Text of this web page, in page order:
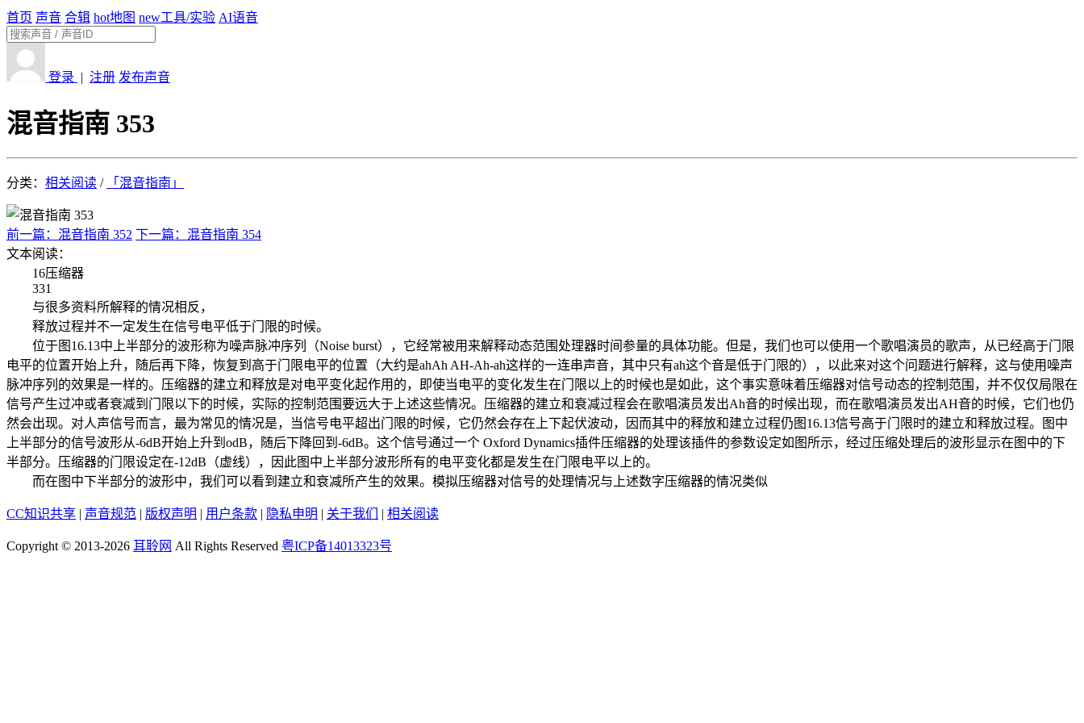
首页 声音 合辑 hot地图 new工具/实验 AI语音
登录 | 注册 发布声音
混音指南 353
分类： 相关阅读 / 「混音指南」
前一篇：混音指南 352 下一篇：混音指南 354
文本阅读：
16压缩器
331
与很多资料所解释的情况相反，
释放过程并不一定发生在信号电平低于门限的时候。
位于图16.13中上半部分的波形称为噪声脉冲序列（Noise burst），它经常被用来解释动态范围处理器时间参量的具体功能。但是，我们也可以使用一个歌唱演员的歌声，从已经高于门限
电平的位置开始上升，随后再下降，恢复到高于门限电平的位置（大约是ahAh AH-Ah-ah这样的一连串声音，其中只有ah这个音是低于门限的），以此来对这个问题进行解释，这与使用噪声
脉冲序列的效果是一样的。压缩器的建立和释放是对电平变化起作用的，即使当电平的变化发生在门限以上的时候也是如此，这个事实意味着压缩器对信号动态的控制范围，并不仅仅局限在
信号产生过冲或者衰减到门限以下的时候，实际的控制范围要远大于上述这些情况。压缩器的建立和衰减过程会在歌唱演员发出Ah音的时候出现，而在歌唱演员发出AH音的时候，它们也仍
然会出现。对人声信号而言，最为常见的情况是，当信号电平超出门限的时候，它仍然会存在上下起伏波动，因而其中的释放和建立过程仍图16.13信号高于门限时的建立和释放过程。图中
上半部分的信号波形从-6dB开始上升到odB，随后下降回到-6dB。这个信号通过一个 Oxford Dynamics插件压缩器的处理该插件的参数设定如图所示，经过压缩处理后的波形显示在图中的下
半部分。压缩器的门限设定在-12dB（虚线），因此图中上半部分波形所有的电平变化都是发生在门限电平以上的。
而在图中下半部分的波形中，我们可以看到建立和衰减所产生的效果。模拟压缩器对信号的处理情况与上述数字压缩器的情况类似
CC知识共享 | 声音规范 | 版权声明 | 用户条款 | 隐私申明 | 关于我们 | 相关阅读
Copyright © 2013-2026 耳聆网 All Rights Reserved 粤ICP备14013323号